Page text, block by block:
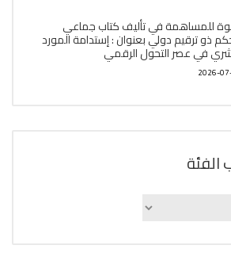
للمساهمة في تأليف كتاب جماعي
ذو ترقيم دولي بعنوان : إستدامة المورد
في عصر التحول الرقمي
2026-
الفئة